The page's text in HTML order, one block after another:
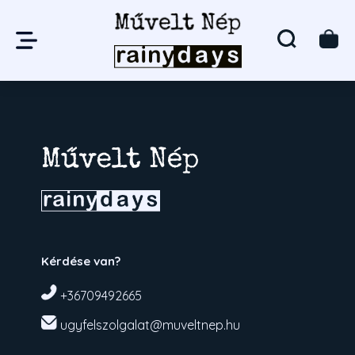
Kérdése van?
+36709492665
ugyfelszolgalat@muveltnep.hu